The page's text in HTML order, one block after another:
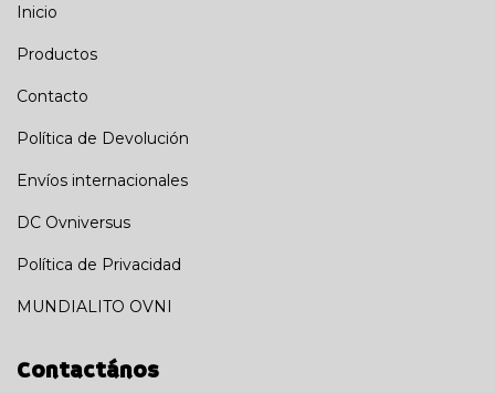
Inicio
Productos
Contacto
Política de Devolución
Envíos internacionales
DC Ovniversus
Política de Privacidad
MUNDIALITO OVNI
Contactános